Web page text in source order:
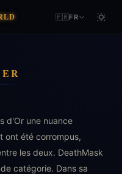
🇫🇷FR
d'Or une nuance
ont été corrompus,
les deux. DeathMask
catégorie. Dans sa